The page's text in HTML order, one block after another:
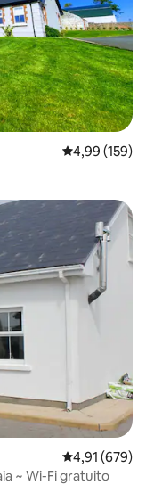
4,99 de uma
4,99 (159)
4,91 de uma
4,91 (679)
~ Wi-Fi gratuito